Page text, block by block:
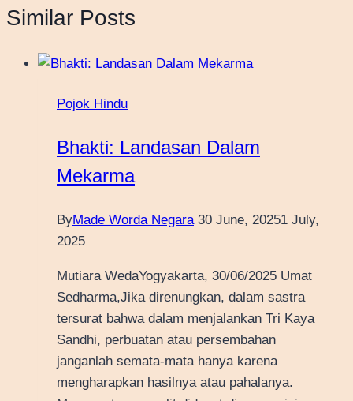
Similar Posts
Pojok Hindu
Bhakti: Landasan Dalam
Mekarma
ByMade Worda Negara 30 June, 20251 July,
2025
Mutiara WedaYogyakarta, 30/06/2025 Umat
Sedharma,Jika direnungkan, dalam sastra
tersurat bahwa dalam menjalankan Tri Kaya
Sandhi, perbuatan atau persembahan
janganlah semata-mata hanya karena
mengharapkan hasilnya atau pahalanya.